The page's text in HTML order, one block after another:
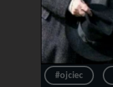
#ojciec